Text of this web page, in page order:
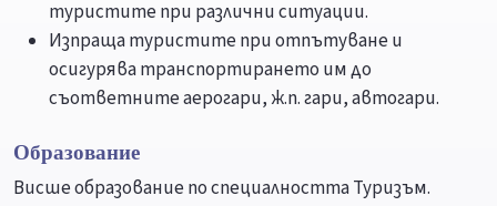
туристите при различни ситуации.
Изпраща туристите при отпътуване и
осигурява транспортирането им до
съответните аерогари, ж.п. гари, автогари.
Образование
Висше образование по специалността Туризъм.